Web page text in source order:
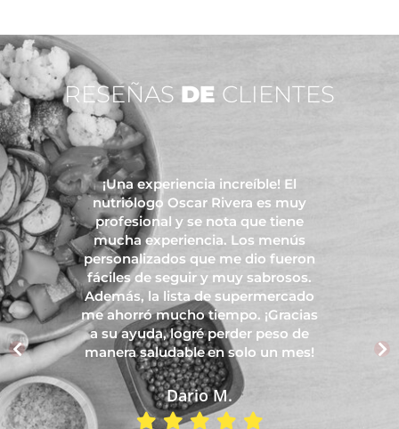
RESEÑAS DE CLIENTES
¡Una experiencia increíble! El
nutriólogo Oscar Rivera es muy
profesional y se nota que tiene
mucha experiencia. Los menús
personalizados que me dio fueron
fáciles de seguir y muy sabrosos.
Además, la lista de supermercado
me ahorró mucho tiempo. ¡Gracias
a su ayuda, logré perder peso de
manera saludable en solo un mes!
Dario M.